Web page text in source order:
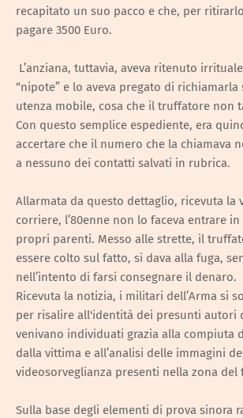
recapitato un suo pacco e che, per
pagare 3500 Euro.
L’anziana, tuttavia, aveva ritenuto
“nipote” e lo aveva pregato di
utenza mobile, cosa che il truffatore non
Con questo semplice espediente, era
accertare che il numero che la chiamava
a nessuno dei contatti salvati in rubrica.
Allarmata da questo dettaglio, ricevuta la
corriere, l’80enne non lo faceva entrare in
propri parenti. Messo alle strette, il
essere colto sul fatto, si dava alla fuga,
nell’intento di farsi consegnare il denaro.
Ricevuta la notizia, i militari dell’Arma si
per risalire all'identità dei presunti autori
venivano individuati grazia alla compiuta
dalla vittima e all’analisi delle immagini
videosorveglianza presenti nella zona del
Sulla base degli elementi di prova sinora